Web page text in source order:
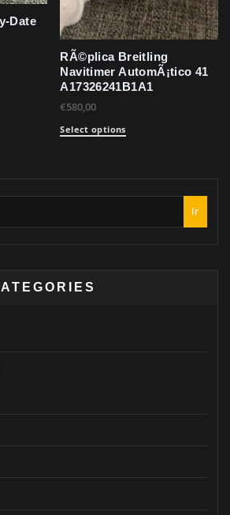
Date
RÃ©plica Breitling
Navitimer AutomÃ¡tico 41
A17326241B1A1
€580,00
Select options
Ir